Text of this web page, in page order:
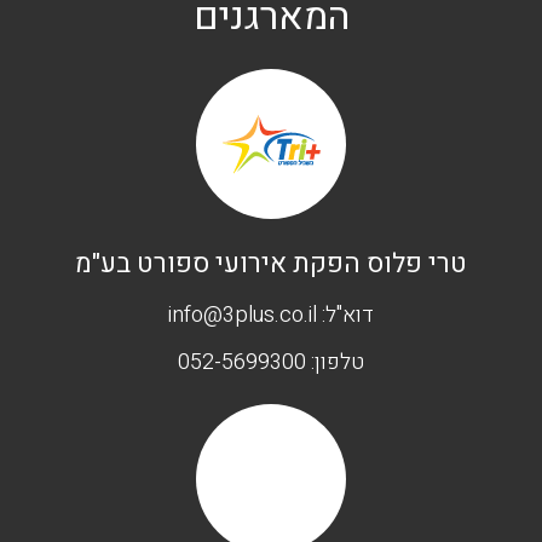
המארגנים
טרי פלוס הפקת אירועי ספורט בע"מ
דוא"ל: info@3plus.co.il
טלפון: 052-5699300